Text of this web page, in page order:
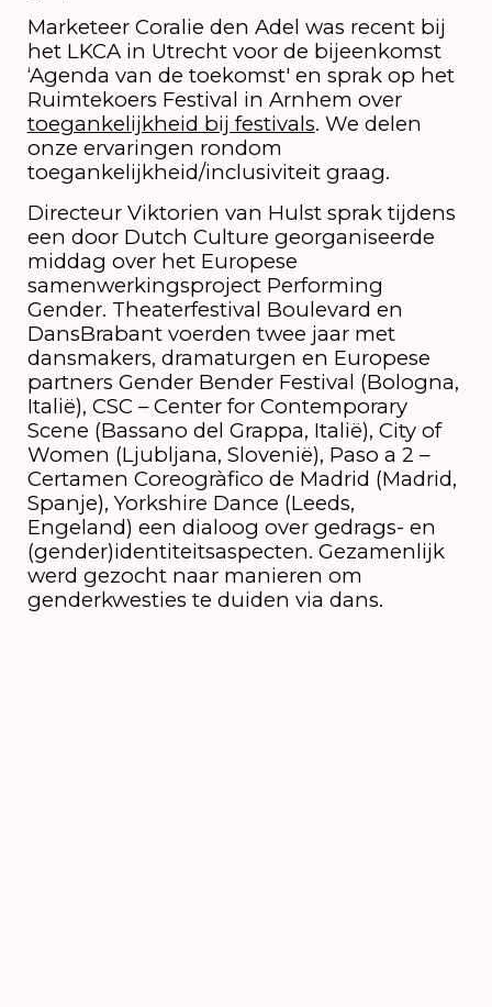
Marketeer Coralie den Adel was recent bij
het LKCA in Utrecht voor de bijeenkomst
‘Agenda van de toekomst' en sprak op het
Ruimtekoers Festival in Arnhem over
toegankelijkheid bij festivals. We delen
onze ervaringen rondom
toegankelijkheid/inclusiviteit graag.
Directeur Viktorien van Hulst sprak tijdens
een door Dutch Culture georganiseerde
middag over het Europese
samenwerkingsproject Performing
Gender. Theaterfestival Boulevard en
DansBrabant voerden twee jaar met
dansmakers, dramaturgen en Europese
partners Gender Bender Festival (Bologna,
Italië), CSC – Center for Contemporary
Scene (Bassano del Grappa, Italië), City of
Women (Ljubljana, Slovenië), Paso a 2 –
Certamen Coreogràfico de Madrid (Madrid,
Spanje), Yorkshire Dance (Leeds,
Engeland) een dialoog over gedrags- en
(gender)identiteitsaspecten. Gezamenlijk
werd gezocht naar manieren om
genderkwesties te duiden via dans.